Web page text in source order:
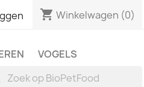
shopping_cart Winkelwagen (0)
VOGELS